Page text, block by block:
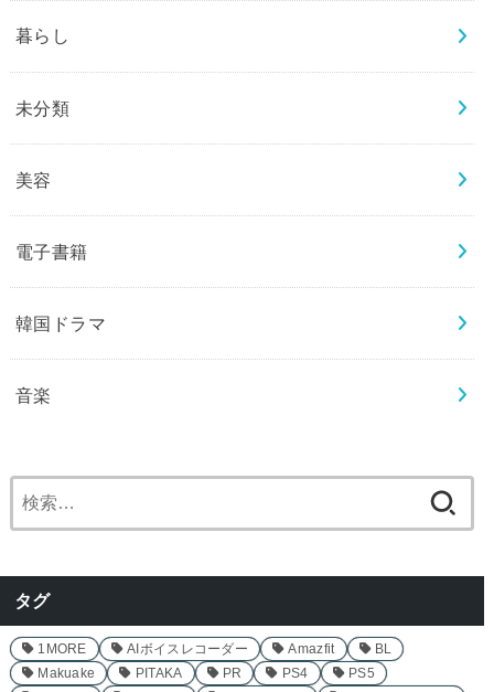
暮らし
未分類
美容
電子書籍
韓国ドラマ
音楽
索:
タグ
1MORE AIボイスレコーダー Amazfit
BL
Makuake
PITAKA PR PS4
PS5